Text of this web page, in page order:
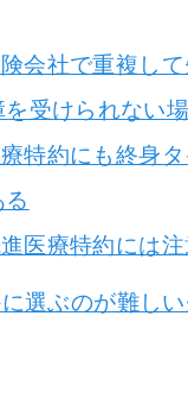
会社で重複し
受けられない
特約にも終身
医療特約には
選ぶのが難し